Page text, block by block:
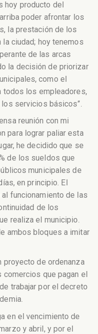
hoy producto del
poder afrontar los
la prestación de los
ciudad; hoy tenemos
de las arcas
la decisión de priorizar
como el
todos los empleadores,
servicios básicos”.
reunión con mi
para lograr paliar esta
he decidido que se
de los sueldos que
municipales de
en principio. El
funcionamiento de las
de los
realiza el municipio.
ambos bloques a imitar
proyecto de ordenanza
comercios que pagan el
trabajar por el decreto
en el vencimiento de
y abril, y por el